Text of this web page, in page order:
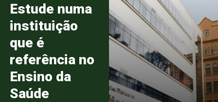
Estude numa
instituição
que é
referência no
Ensino da
Saúde